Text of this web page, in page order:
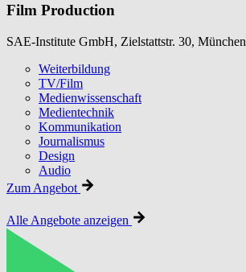
Film Production
SAE-Institute GmbH, Zielstattstr. 30, München
Weiterbildung
TV/Film
Medienwissenschaft
Medientechnik
Kommunikation
Journalismus
Design
Audio
Zum Angebot
Alle Angebote anzeigen